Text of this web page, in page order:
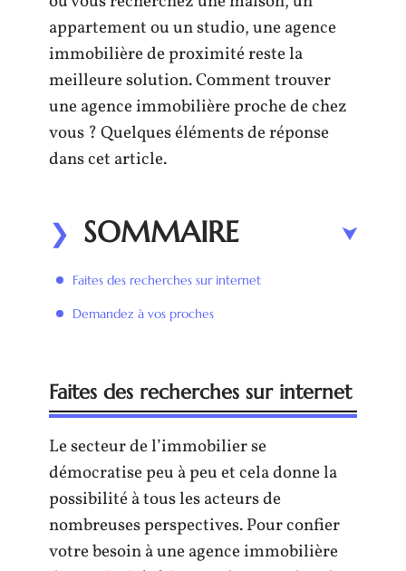
appartement ou un studio, une agence
immobilière de proximité reste la
meilleure solution. Comment trouver
une agence immobilière proche de chez
vous ? Quelques éléments de réponse
dans cet article.
SOMMAIRE
Faites des recherches sur internet
Demandez à vos proches
Faites des recherches sur internet
Le secteur de l’immobilier se
démocratise peu à peu et cela donne la
possibilité à tous les acteurs de
nombreuses perspectives. Pour confier
votre besoin à une agence immobilière